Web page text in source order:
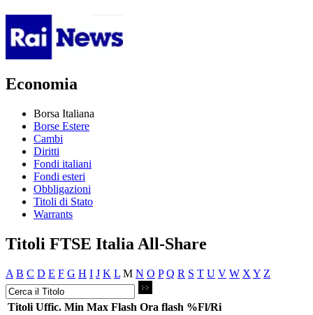
Economia
Borsa Italiana
Borse Estere
Cambi
Diritti
Fondi italiani
Fondi esteri
Obbligazioni
Titoli di Stato
Warrants
Titoli FTSE Italia All-Share
A B C D E F G H I J K L M N O P Q R S T U V W X Y Z
Titoli Uffic. Min Max Flash Ora flash %Fl/Ri